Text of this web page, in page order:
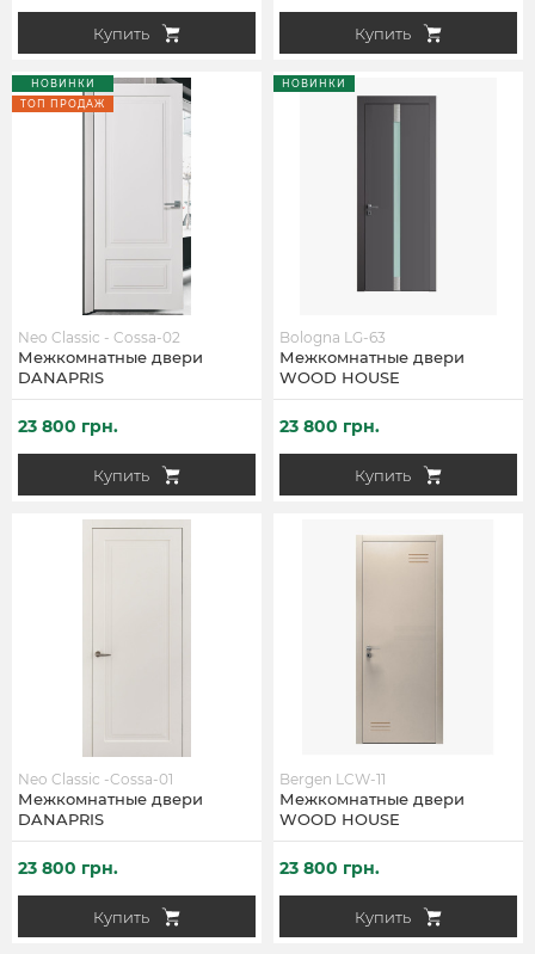
Купить Купить
НОВИНКИ
ТОП ПРОДАЖ
Межкомнатные двери
DANAPRIS
Neo Classic - Cossa-02
Купить
23 800 грн.
НОВИНКИ
Межкомнатные двери
WOOD HOUSE
Bologna LG-63
Купить
23 800 грн.
Межкомнатные двери
DANAPRIS
Neo Classic -Cossa-01
Купить
23 800 грн.
Межкомнатные двери
WOOD HOUSE
Bergen LCW-11
Купить
23 800 грн.